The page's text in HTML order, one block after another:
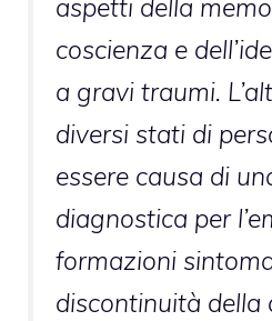
aspetti della
coscienza e
a gravi traumi.
diversi stati di
essere causa di
diagnostica per
formazioni
discontinuità della